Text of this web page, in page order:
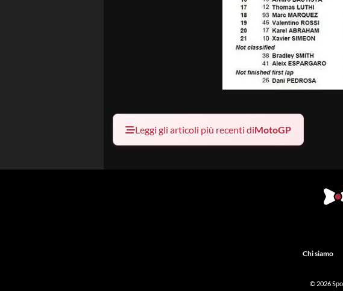
Leggi gli articoli più recenti diMotoGP
Chi siamo
© 2026